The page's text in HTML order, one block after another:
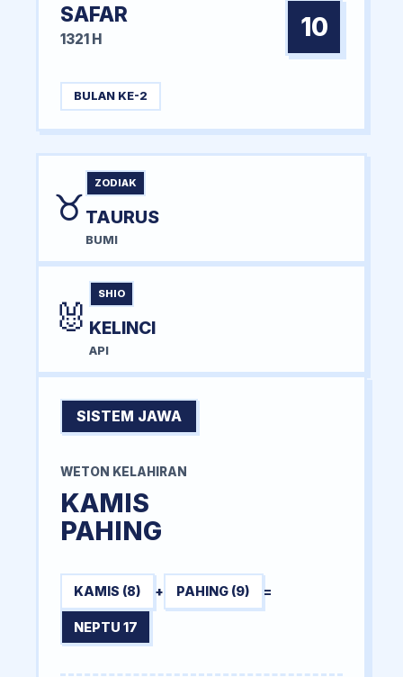
SAFAR
1321 H 10
BULAN KE-2
♉
ZODIAK
TAURUS
BUMI
🐰
SHIO
KELINCI
API
SISTEM JAWA
WETON KELAHIRAN
KAMIS
PAHING
KAMIS (8) + PAHING (9) =
NEPTU 17